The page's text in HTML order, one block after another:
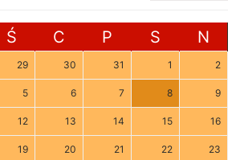
Ś C P S N
29 30 31 1 2
5 6 7 8 9
12 13 14 15 16
19 20 21 22 23